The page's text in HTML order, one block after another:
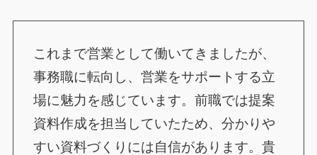
これまで営業として働いてきましたが、
事務職に転向し、営業をサポートする立
場に魅力を感じています。前職では提案
資料作成を担当していたため、分かりや
すい資料づくりには自信があります。貴